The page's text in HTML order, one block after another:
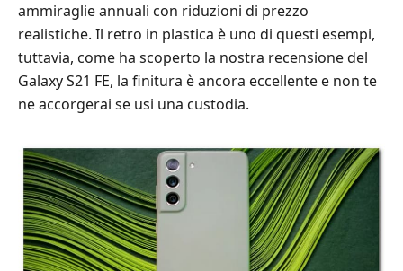
ammiraglie annuali con riduzioni di prezzo
realistiche. Il retro in plastica è uno di questi esempi,
tuttavia, come ha scoperto la nostra recensione del
Galaxy S21 FE, la finitura è ancora eccellente e non te
ne accorgerai se usi una custodia.